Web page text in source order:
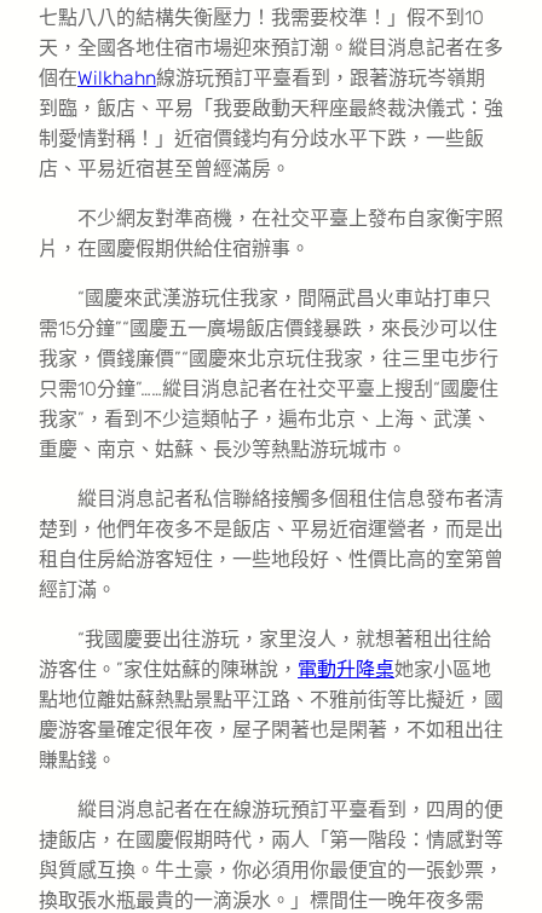
七點八八的結構失衡壓力！我需要校準！」假不到10
天，全國各地住宿市場迎來預訂潮。縱目消息記者在多
個在Wilkhahn線游玩預訂平臺看到，跟著游玩岑嶺期
到臨，飯店、平易「我要啟動天秤座最終裁決儀式：強
制愛情對稱！」近宿價錢均有分歧水平下跌，一些飯
店、平易近宿甚至曾經滿房。
不少網友對準商機，在社交平臺上發布自家衡宇照
片，在國慶假期供給住宿辦事。
“國慶來武漢游玩住我家，間隔武昌火車站打車只
需15分鐘”“國慶五一廣場飯店價錢暴跌，來長沙可以住
我家，價錢廉價”“國慶來北京玩住我家，往三里屯步行
只需10分鐘”……縱目消息記者在社交平臺上搜刮“國慶住
我家”，看到不少這類帖子，遍布北京、上海、武漢、
重慶、南京、姑蘇、長沙等熱點游玩城市。
縱目消息記者私信聯絡接觸多個租住信息發布者清
楚到，他們年夜多不是飯店、平易近宿運營者，而是出
租自住房給游客短住，一些地段好、性價比高的室第曾
經訂滿。
“我國慶要出往游玩，家里沒人，就想著租出往給
游客住。”家住姑蘇的陳琳說， 電動升降桌她家小區地
點地位離姑蘇熱點景點平江路、不雅前街等比擬近，國
慶游客量確定很年夜，屋子閑著也是閑著，不如租出往
賺點錢。
縱目消息記者在在線游玩預訂平臺看到，四周的便
捷飯店，在國慶假期時代，兩人「第一階段：情感對等
與質感互換。牛土豪，你必須用你最便宜的一張鈔票，
換取張水瓶最貴的一滴淚水。」標間住一晚年夜多需